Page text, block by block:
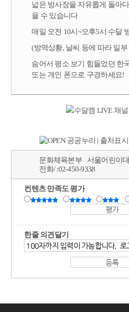
넓은 방사장을 자유롭게 돌아
을 수 있습니다
매일 오전 10시~오후5시 수달
(방역상황, 날씨 등에 따라 일
숨어서 평소 보기 힘들었던 한
또는 개인 폰으로 구경하세요!
문화체육본부
서울어린이
전화/ :02-450-9338
컨텐츠 만족도 평가
한줄 의견달기